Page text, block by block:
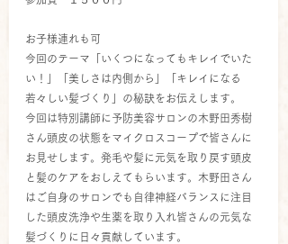
お子様連れも可
今回のテーマ「いくつになってもキレイでいた
い！」「美しさは内側から」「キレイになる
若々しい髪づくり」の秘訣をお伝えします。
今回は特別講師に予防美容サロンの木野田秀樹
さん頭皮の状態をマイクロスコープで皆さんに
お見せします。発毛や髪に元気を取り戻す頭皮
と髪のケアをおしえてもらいます。木野田さん
はご自身のサロンでも自律神経バランスに注目
した頭皮洗浄や生薬を取り入れ皆さんの元気な
髪づくりに日々貢献しています。